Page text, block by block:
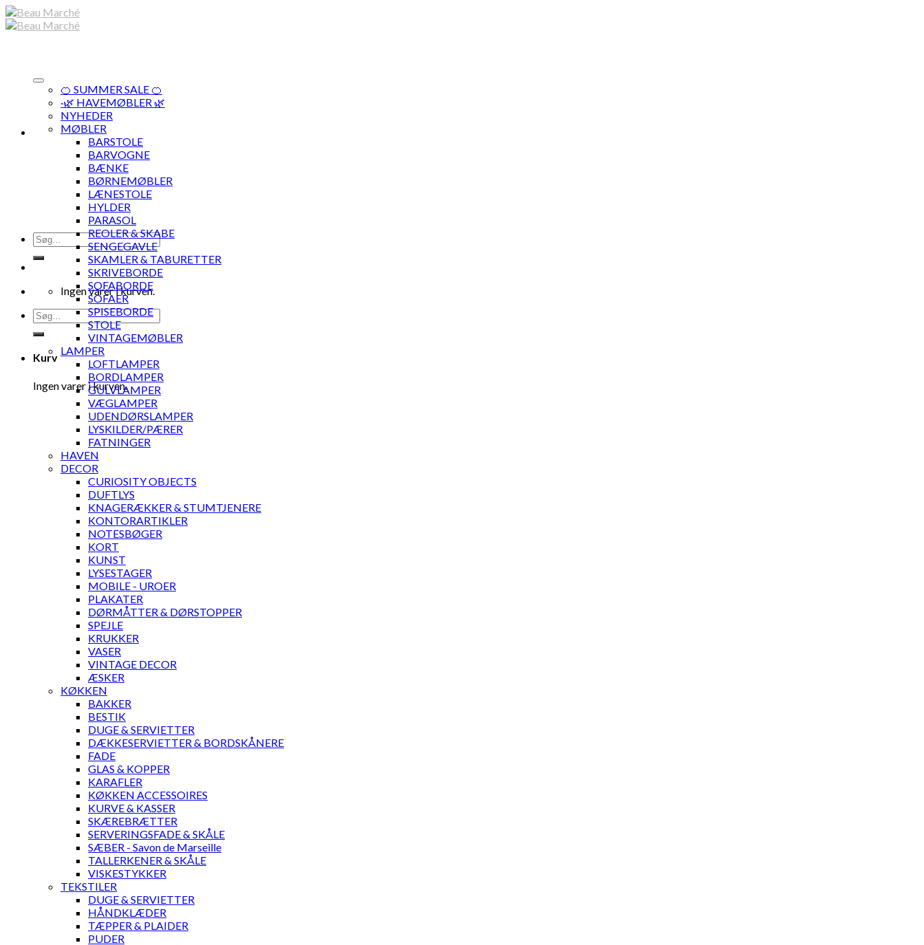
Skip
to
Søg
efter:
Ingen varer i kurven.
Søg
efter:
Kurv
Ingen varer i kurven.
🍊 SUMMER SALE 🍊
·🌿 HAVEMØBLER 🌿
NYHEDER
MØBLER
BARSTOLE
BARVOGNE
BÆNKE
BØRNEMØBLER
LÆNESTOLE
HYLDER
PARASOL
REOLER & SKABE
SENGEGAVLE
SKAMLER & TABURETTER
SKRIVEBORDE
SOFABORDE
SOFAER
SPISEBORDE
STOLE
VINTAGEMØBLER
LAMPER
LOFTLAMPER
BORDLAMPER
GULVLAMPER
VÆGLAMPER
UDENDØRSLAMPER
LYSKILDER/PÆRER
FATNINGER
HAVEN
DECOR
CURIOSITY OBJECTS
DUFTLYS
KNAGERÆKKER & STUMTJENERE
KONTORARTIKLER
NOTESBØGER
KORT
KUNST
LYSESTAGER
MOBILE - UROER
PLAKATER
DØRMÅTTER & DØRSTOPPER
SPEJLE
KRUKKER
VASER
VINTAGE DECOR
ÆSKER
KØKKEN
BAKKER
BESTIK
DUGE & SERVIETTER
DÆKKESERVIETTER & BORDSKÅNERE
FADE
GLAS & KOPPER
KARAFLER
KØKKEN ACCESSOIRES
KURVE & KASSER
SKÆREBRÆTTER
SERVERINGSFADE & SKÅLE
SÆBER - Savon de Marseille
TALLERKENER & SKÅLE
VISKESTYKKER
TEKSTILER
DUGE & SERVIETTER
HÅNDKLÆDER
TÆPPER & PLAIDER
PUDER